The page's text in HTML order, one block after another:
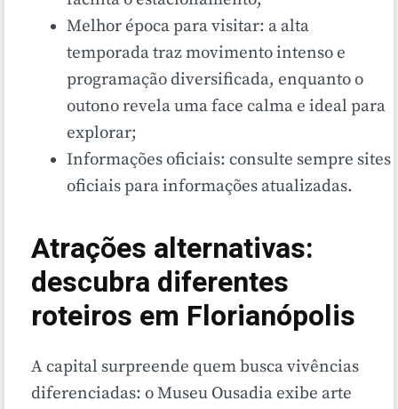
Melhor época para visitar: a alta
temporada traz movimento intenso e
programação diversificada, enquanto o
outono revela uma face calma e ideal para
explorar;
Informações oficiais: consulte sempre sites
oficiais para informações atualizadas.
Atrações alternativas:
descubra diferentes
roteiros em Florianópolis
A capital surpreende quem busca vivências
diferenciadas: o Museu Ousadia exibe arte